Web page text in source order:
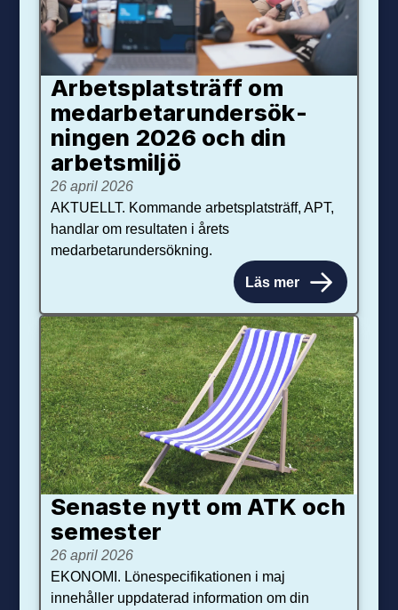
Arbetsplats­träff om
med­arbetar­under­sök­
ningen 2026 och din
arbets­miljö
26 april 2026
AKTUELLT. Kommande arbetsplatsträff, APT,
handlar om resultaten i årets
medarbetarundersökning.
Läs mer
Senaste nytt om ATK och
se­mester
26 april 2026
EKONOMI. Lönespecifikationen i maj
innehåller uppdaterad information om din